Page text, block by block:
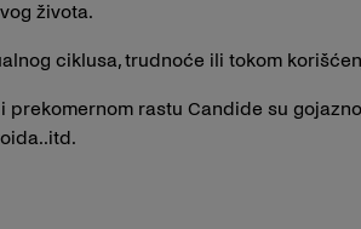
života.
ciklusa, trudnoće ili tokom
rastu Candide su